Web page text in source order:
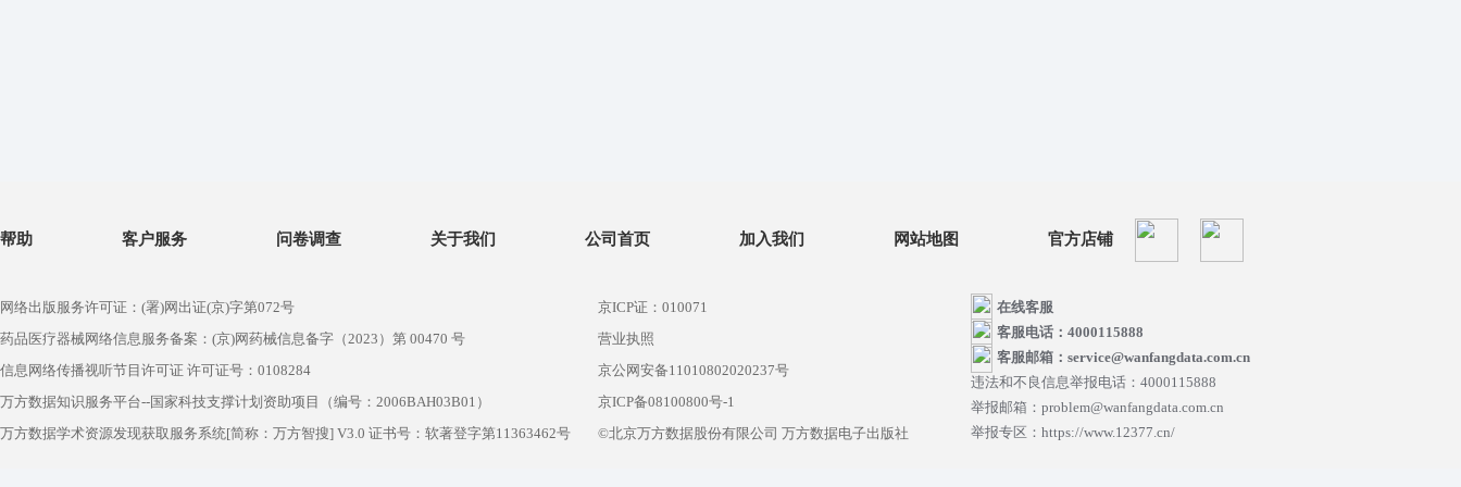
帮助 客户服务 问卷调查 关于我们 公司首页 加入我们 网站地图 官方店铺
网络出版服务许可证：(署)网出证(京)字第072号
药品医疗器械网络信息服务备案：(京)网药械信息备字（2023）第 00470 号
信息网络传播视听节目许可证 许可证号：0108284
万方数据知识服务平台--国家科技支撑计划资助项目（编号：2006BAH03B01）
万方数据学术资源发现获取服务系统[简称：万方智搜] V3.0 证书号：软著登字第11363462号
京ICP证：010071
营业执照
京公网安备11010802020237号
京ICP备08100800号-1
©北京万方数据股份有限公司 万方数据电子出版社
在线客服
客服电话：4000115888
客服邮箱：service@wanfangdata.com.cn
违法和不良信息举报电话：4000115888
举报邮箱：problem@wanfangdata.com.cn
举报专区：https://www.12377.cn/